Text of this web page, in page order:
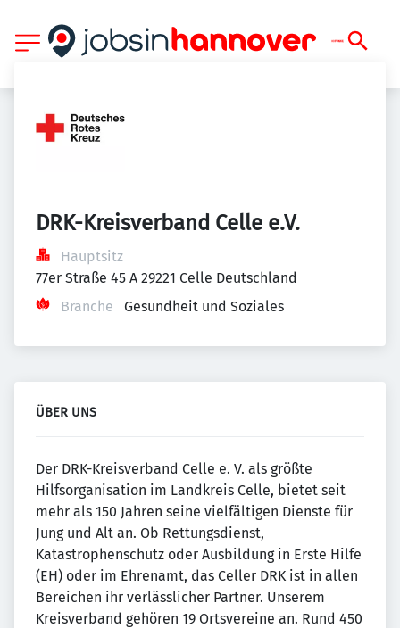
DRK-Kreisverband Celle e.V.
Hauptsitz
77er Straße 45 A 29221 Celle Deutschland
Branche
Gesundheit und Soziales
ÜBER UNS
Der DRK-Kreisverband Celle e. V. als größte
Hilfsorganisation im Landkreis Celle, bietet seit
mehr als 150 Jahren seine vielfältigen Dienste für
Jung und Alt an. Ob Rettungsdienst,
Katastrophenschutz oder Ausbildung in Erste Hilfe
(EH) oder im Ehrenamt, das Celler DRK ist in allen
Bereichen ihr verlässlicher Partner. Unserem
Kreisverband gehören 19 Ortsvereine an. Rund 450